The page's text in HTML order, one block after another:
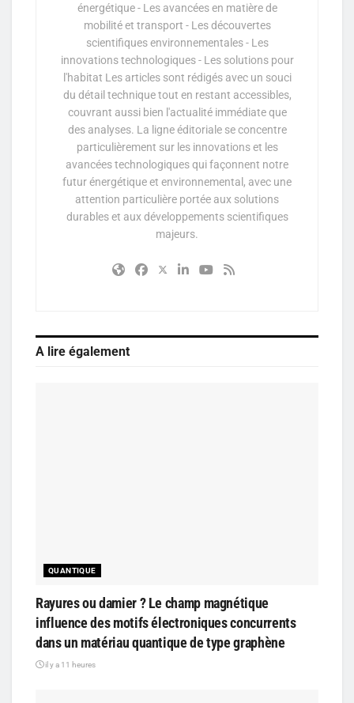
énergétique - Les avancées en matière de
mobilité et transport - Les découvertes
scientifiques environnementales - Les
innovations technologiques - Les solutions pour
l'habitat Les articles sont rédigés avec un souci
du détail technique tout en restant accessibles,
couvrant aussi bien l'actualité immédiate que
des analyses. La ligne éditoriale se concentre
particulièrement sur les innovations et les
avancées technologiques qui façonnent notre
futur énergétique et environnemental, avec une
attention particulière portée aux solutions
durables et aux développements scientifiques
majeurs.
A lire également
QUANTIQUE
Rayures ou damier ? Le champ magnétique
influence des motifs électroniques concurrents
dans un matériau quantique de type graphène
il y a 11 heures